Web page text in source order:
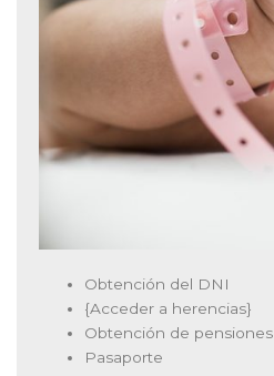
Obtención del DNI
{Acceder a herencias}
Obtención de pensiones
Pasaporte